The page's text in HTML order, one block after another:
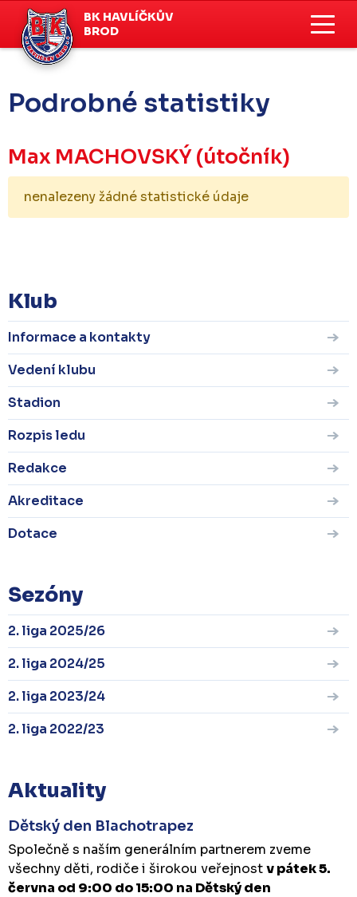
BK HAVLÍČKŮV
BROD
Podrobné statistiky
Max MACHOVSKÝ(útočník)
nenalezeny žádné statistické údaje
Klub
Informace a kontakty
Vedení klubu
Stadion
Rozpis ledu
Redakce
Akreditace
Dotace
Sezóny
2. liga 2025/26
2. liga 2024/25
2. liga 2023/24
2. liga 2022/23
Aktuality
Dětský den Blachotrapez
Společně s naším generálním partnerem zveme
všechny děti, rodiče i širokou veřejnostv pátek 5.
června od 9:00 do 15:00 na Dětský den